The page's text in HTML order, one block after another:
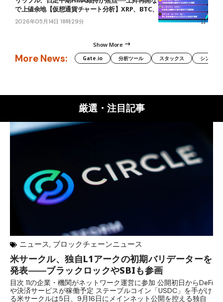
で上値余地【仮想通貨チャート分析】XRP、BTC、ETH、Q
2026年05月14日 18時29分
Show More
More News: Gate.io 分析ツール スタックス シンボル
厳選・注目記事
ニュース, ブロックチェーンニュース
米サークル、独自L1アークの初期バリデーターを
発表――ブラックロックやSBIも参画
目次 11の企業・機関がネットワーク運営に参加 公開初日からDeFi
や決済サービスが稼働予定 ステーブルコイン「USDC」を手がけ
る米サークルは5日、9月16日にメインネット公開を控える独自